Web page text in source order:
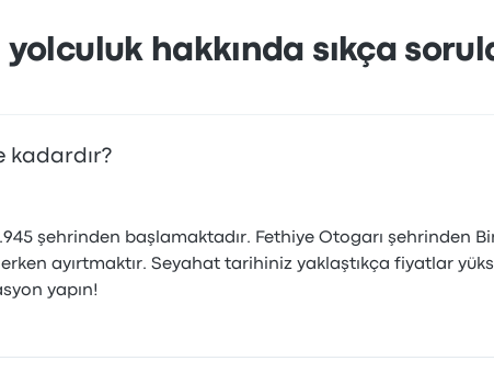
hakkında sıkça
kadardır?
şehrinden başlamaktadır. Fethiye Otogarı şehrinden
ayırtmaktır. Seyahat tarihiniz yaklaştıkça fiyatlar
yapın!